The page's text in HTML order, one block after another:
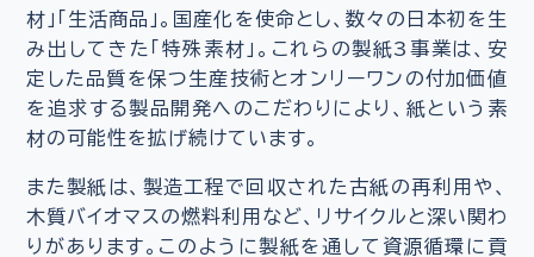
材」「生活商品」。国産化を使命とし、数々の日本初を生
み出してきた「特殊素材」。これらの製紙3事業は、安
定した品質を保つ生産技術とオンリーワンの付加価値
を追求する製品開発へのこだわりにより、紙という素
材の可能性を拡げ続けています。
また製紙は、製造工程で回収された古紙の再利用や、
木質バイオマスの燃料利用など、リサイクルと深い関わ
りがあります。このように製紙を通して資源循環に貢